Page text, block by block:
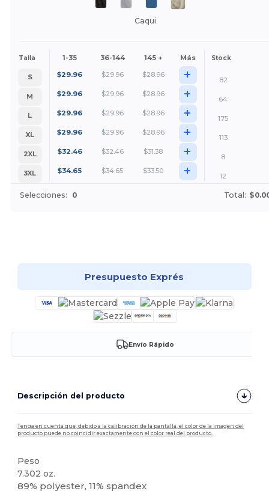
Caqui
Talla 1-35 36-144 145 + Más Stock
S $29.96 $29.96 $28.96 +
82
M
$29.96 $29.96 $28.96 +
64
L
$29.96 $29.96 $28.96 +
175
XL
$29.96 $29.96 $28.96 +
113
2XL
$32.46 $32.46 $31.38 +
8
3XL
$34.65 $34.65 $33.50 + 12
Selecciones: 0 Total:
Presupuesto Exprés
Envío Rápido
Descripción del producto
Tenga en cuenta que, debido a la calibración de la pantalla, el color de la imagen del
producto puede no coincidir exactamente con el color real del producto.
Peso
7.302 oz.
89% polyester, 11% spandex